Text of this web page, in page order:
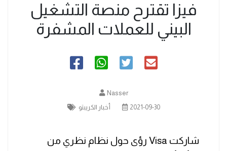
فيزا تقترح منصة التشغيل
البيني للعملات المشفرة
Nasser
2021-09-30
أخبار الكريبتو
شاركت Visa رؤى حول نظام نظري من